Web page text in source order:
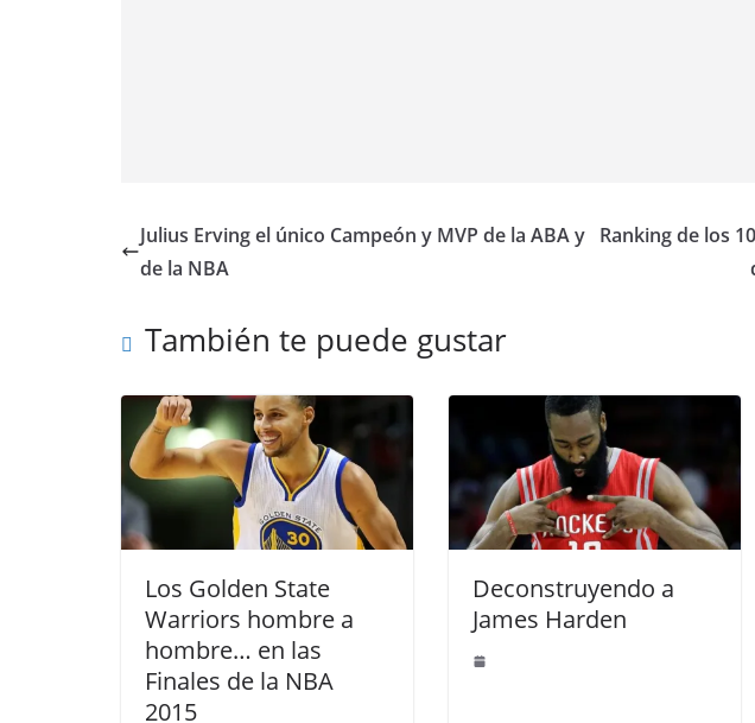
Julius Erving el único Campeón y MVP de la ABA y
de la NBA
Ranking de los
También te puede gustar
Los Golden State
Warriors hombre a
hombre… en las
Finales de la NBA
2015
Deconstruyendo a
James Harden